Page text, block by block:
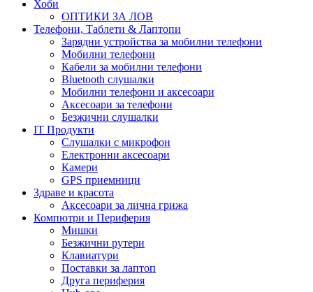
Хоби
ОПТИКИ ЗА ЛОВ
Телефони, Таблети & Лаптопи
Зарядни устройства за мобилни телефони
Мобилни телефони
Кабели за мобилни телефони
Bluetooth слушалки
Мобилни телефони и аксесоари
Аксесоари за телефони
Безжични слушалки
IT Продукти
Слушалки с микрофон
Електронни аксесоари
Камери
GPS приемници
Здраве и красота
Аксесоари за лична грижа
Компютри и Периферия
Мишки
Безжични рутери
Клавиатури
Поставки за лаптоп
Друга периферия